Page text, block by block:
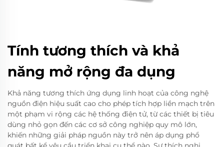
Tính tương thích và khả
năng mở rộng đa dụng
Khả năng tương thích ứng dụng linh hoạt của công nghệ
nguồn điện hiệu suất cao cho phép tích hợp liền mạch trên
một phạm vi rộng các hệ thống điện tử, từ các thiết bị tiêu
dùng nhỏ gọn đến các cơ sở công nghiệp quy mô lớn,
khiến những giải pháp nguồn này trở nên áp dụng phổ